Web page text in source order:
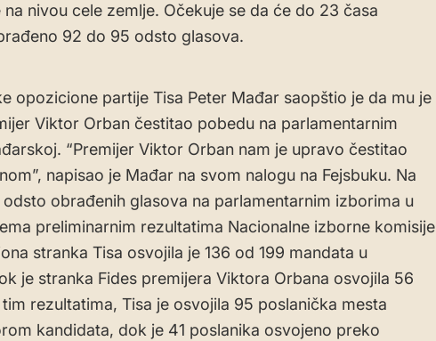
nivou cele zemlje. Očekuje se da će do 23 časa
92 do 95 odsto glasova.
opozicione partije Tisa Peter Mađar saopštio je da mu je
Viktor Orban čestitao pobedu na parlamentarnim
“Premijer Viktor Orban nam je upravo čestitao
napisao je Mađar na svom nalogu na Fejsbuku. Na
obrađenih glasova na parlamentarnim izborima u
preliminarnim rezultatima Nacionalne izborne komisije
stranka Tisa osvojila je 136 od 199 mandata u
je stranka Fides premijera Viktora Orbana osvojila 56
rezultatima, Tisa je osvojila 95 poslanička mesta
kandidata, dok je 41 poslanika osvojeno preko